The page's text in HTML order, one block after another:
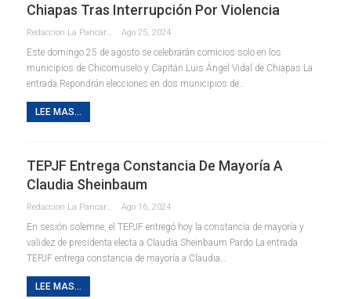
Chiapas Tras Interrupción Por Violencia
Redaccion La Pancarta De Quintana Roo Ago 25, 2024
Este domingo 25 de agosto se celebrarán comicios solo en los
municipios de Chicomuselo y Capitán Luis Ángel Vidal de Chiapas La
entrada Repondrán elecciones en dos municipios de…
LEE MAS...
TEPJF Entrega Constancia De Mayoría A
Claudia Sheinbaum
Redaccion La Pancarta De Quintana Roo Ago 16, 2024
En sesión solemne, el TEPJF entregó hoy la constancia de mayoría y
validez de presidenta electa a Claudia Sheinbaum Pardo La entrada
TEPJF entrega constancia de mayoría a Claudia…
LEE MAS...